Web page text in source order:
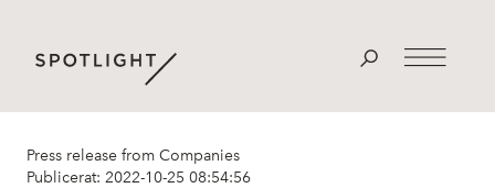
Press release from Companies
Publicerat: 2022-10-25 08:54:56